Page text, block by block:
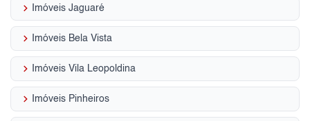
keyboard_arrow_right Imóveis Jaguaré
keyboard_arrow_right Imóveis Bela Vista
keyboard_arrow_right Imóveis Vila Leopoldina
keyboard_arrow_right Imóveis Pinheiros